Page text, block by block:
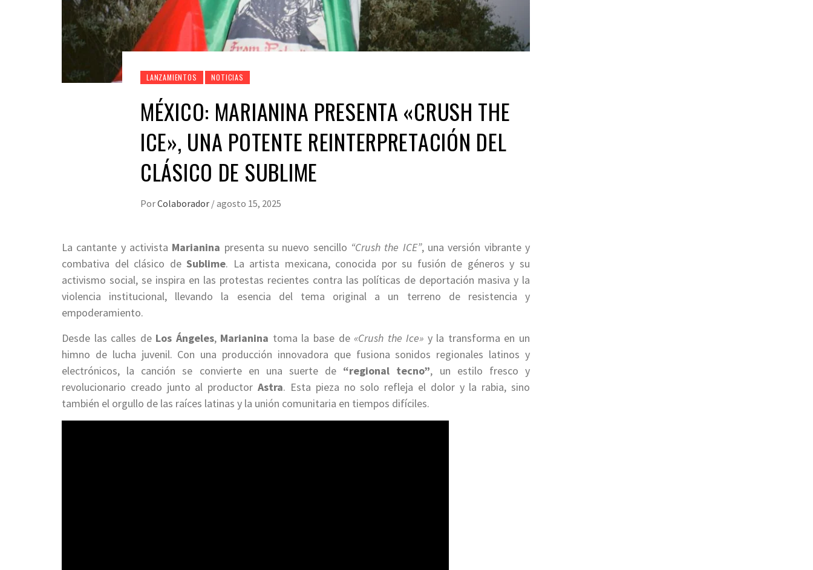
LANZAMIENTOS NOTICIAS
MÉXICO: MARIANINA PRESENTA «CRUSH THE
ICE», UNA POTENTE REINTERPRETACIÓN DEL
CLÁSICO DE SUBLIME
PorColaborador /agosto 15, 2025
La cantante y activista Marianina presenta su nuevo sencillo “Crush the ICE”, una versión vibrante y
combativa del clásico deSublime. La artista mexicana, conocida por su fusión de géneros y su
activismo social, se inspira en las protestas recientes contra las políticas de deportación masiva y la
violencia institucional, llevando la esencia del tema original a un terreno de resistencia y
empoderamiento.
Desde las calles de Los Ángeles, Marianina toma la base de«Crush the Ice» y la transforma en un
himno de lucha juvenil. Con una producción innovadora que fusiona sonidos regionales latinos y
electrónicos, la canción se convierte en una suerte de “regional tecno”, un estilo fresco y
revolucionario creado junto al productorAstra. Esta pieza no solo refleja el dolor y la rabia, sino
también el orgullo de las raíces latinas y la unión comunitaria en tiempos difíciles.